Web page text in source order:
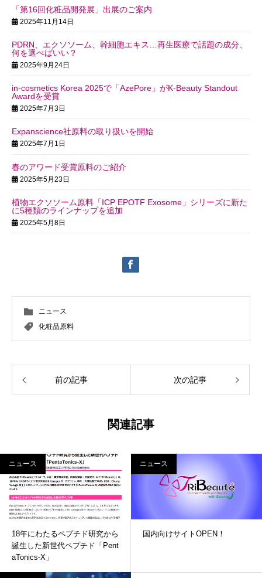
「第16回化粧品開発展」出展のご案内
2025年11月14日
PDRN、エクソソーム、幹細胞エキス…再生医療で話題の成分、
何を選べばいい？
2025年9月24日
in-cosmetics Korea 2025で「AzePore」がK‑Beauty Standout
Awardを受賞
2025年7月3日
Expanscience社原料の取り扱いを開始
2025年7月1日
春のアワード受賞原料のご紹介
2025年5月23日
植物エクソソーム原料「ICP EPOTF Exosome」シリーズに新た
に5種類のラインナップを追加
2025年5月8日
ニュース
化粧品原料
前の記事 次の記事
関連記事
ニュース
18年にわたるペプチド研究から
誕生した新世代ペプチド「Pent
aTonics-X」
ニュース
国内向けサイトOPEN！